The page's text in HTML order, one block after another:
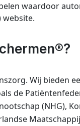
waardoor
website.
Wij bieden
de
(NHG),